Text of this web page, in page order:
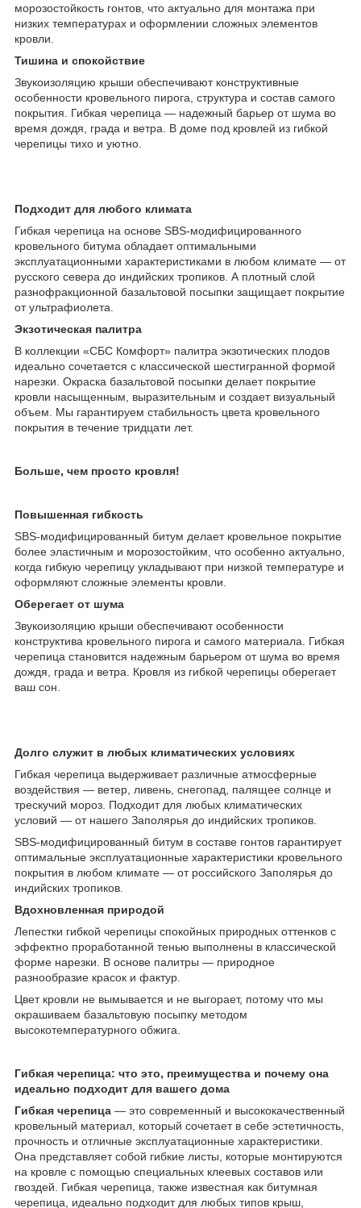
морозостойкость гонтов, что актуально для монтажа при
низких температурах и оформлении сложных элементов
кровли.
Тишина и спокойствие
Звукоизоляцию крыши обеспечивают конструктивные
особенности кровельного пирога, структура и состав самого
покрытия. Гибкая черепица — надежный барьер от шума во
время дождя, града и ветра. В доме под кровлей из гибкой
черепицы тихо и уютно.
Подходит для любого климата
Гибкая черепица на основе SBS-модифицированного
кровельного битума обладает оптимальными
эксплуатационными характеристиками в любом климате — от
русского севера до индийских тропиков. А плотный слой
разнофракционной базальтовой посыпки защищает покрытие
от ультрафиолета.
Экзотическая палитра
В коллекции «СБС Комфорт» палитра экзотических плодов
идеально сочетается с классической шестигранной формой
нарезки. Окраска базальтовой посыпки делает покрытие
кровли насыщенным, выразительным и создает визуальный
объем. Мы гарантируем стабильность цвета кровельного
покрытия в течение тридцати лет.
Больше, чем просто кровля!
Повышенная гибкость
SBS-модифицированный битум делает кровельное покрытие
более эластичным и морозостойким, что особенно актуально,
когда гибкую черепицу укладывают при низкой температуре и
оформляют сложные элементы кровли.
Оберегает от шума
Звукоизоляцию крыши обеспечивают особенности
конструктива кровельного пирога и самого материала. Гибкая
черепица становится надежным барьером от шума во время
дождя, града и ветра. Кровля из гибкой черепицы оберегает
ваш сон.
Долго служит в любых климатических условиях
Гибкая черепица выдерживает различные атмосферные
воздействия — ветер, ливень, снегопад, палящее солнце и
трескучий мороз. Подходит для любых климатических
условий — от нашего Заполярья до индийских тропиков.
SBS-модифицированный битум в составе гонтов гарантирует
оптимальные эксплуатационные характеристики кровельного
покрытия в любом климате — от российского Заполярья до
индийских тропиков.
Вдохновленная природой
Лепестки гибкой черепицы спокойных природных оттенков с
эффектно проработанной тенью выполнены в классической
форме нарезки. В основе палитры — природное
разнообразие красок и фактур.
Цвет кровли не вымывается и не выгорает, потому что мы
окрашиваем базальтовую посыпку методом
высокотемпературного обжига.
Гибкая черепица: что это, преимущества и почему она
идеально подходит для вашего дома
Гибкая черепица — это современный и высококачественный
кровельный материал, который сочетает в себе эстетичность,
прочность и отличные эксплуатационные характеристики.
Она представляет собой гибкие листы, которые монтируются
на кровле с помощью специальных клеевых составов или
гвоздей. Гибкая черепица, также известная как битумная
черепица, идеально подходит для любых типов крыш,